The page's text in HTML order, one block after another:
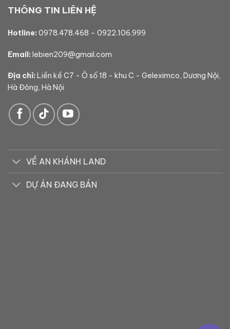
THÔNG TIN LIÊN HỆ
Hotline: 0978.478.468 – 0922.106.999
Email: lebien209@gmail.com
Địa chỉ: Liền kề C7 - Ô số 18 - khu C - Geleximco, Dương Nội,
Hà Đông, Hà Nội
VỀ AN KHÁNH LAND
DỰ ÁN ĐANG BÁN